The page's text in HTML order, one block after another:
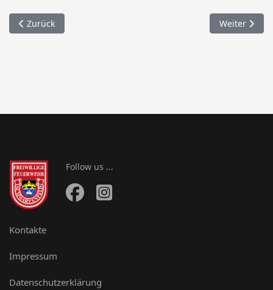
Vorheriger Beitrag: 038. Amtshilfe für die Polizei / Wiefelsdorf
Zurück Nächster
Weiter
Follow us ...
Kontakte
Impressum
Datenschutzerklärung